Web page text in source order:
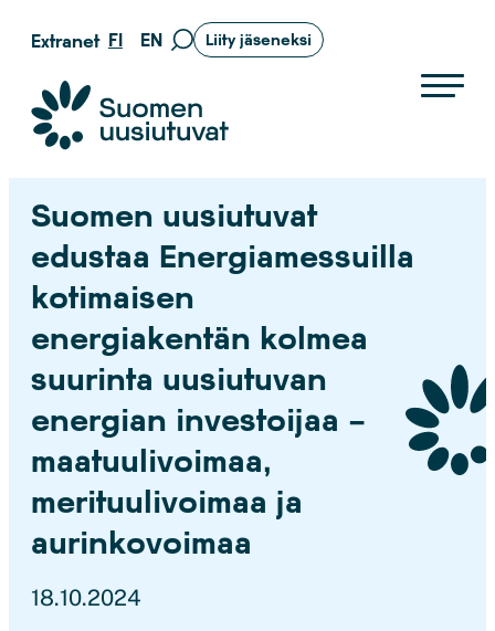
Siirry
sisältöön
Extranet FI EN
Siirry
Liity jäseneksi
Suomen uusiutuvat ry
Suomen uusiutuvat
edustaa Energiamessuilla
kotimaisen
energiakentän kolmea
suurinta uusiutuvan
energian investoijaa –
maatuulivoimaa,
merituulivoimaa ja
aurinkovoimaa
18.10.2024